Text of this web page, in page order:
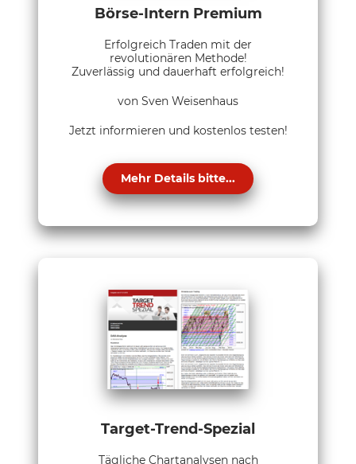
Börse-Intern Premium
Erfolgreich Traden mit der
revolutionären Methode!
Zuverlässig und dauerhaft erfolgreich!
von Sven Weisenhaus
Jetzt informieren und kostenlos testen!
Mehr Details bitte...
Target-Trend-Spezial
Tägliche Chartanalysen nach